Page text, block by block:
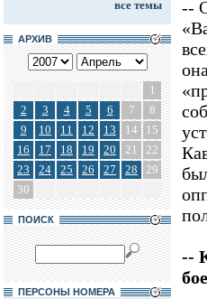
все темы
АРХИВ
1
2
3 4 5 6 7
8
9
10 11 12 13 14
15
16
17 18 19 20 21
22
23
24 25 26 27 28
29
30
ПОИСК
ПЕРСОНЫ НОМЕРА
--
--